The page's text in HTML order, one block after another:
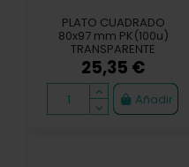
PLATO CUADRADO
80x97 mm PK(100u)
TRANSPARENTE
25,35 €
Añadir